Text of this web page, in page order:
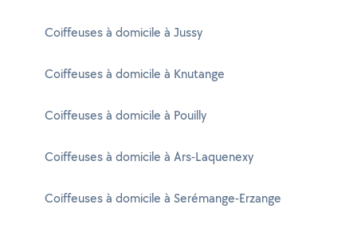
Coiffeuses à domicile à Jussy
Coiffeuses à domicile à Knutange
Coiffeuses à domicile à Pouilly
Coiffeuses à domicile à Ars-Laquenexy
Coiffeuses à domicile à Serémange-Erzange